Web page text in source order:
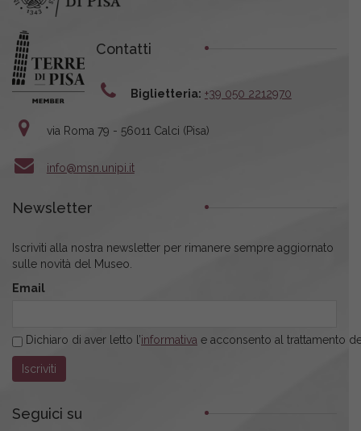
Contatti
Biglietteria: +39 050 2212970
via Roma 79 - 56011 Calci (Pisa)
info@msn.unipi.it
Newsletter
Iscriviti alla nostra newsletter per rimanere sempre aggiornato
sulle novità del Museo.
Email
Dichiaro di aver letto l’informativa e acconsento al trattamento
Seguici su